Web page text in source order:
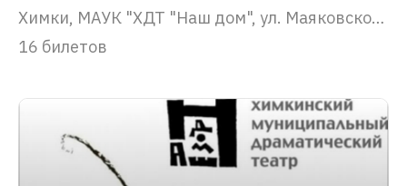
Химки, МАУК "ХДТ "Наш дом", ул. Маяковского, 22
16 билетов